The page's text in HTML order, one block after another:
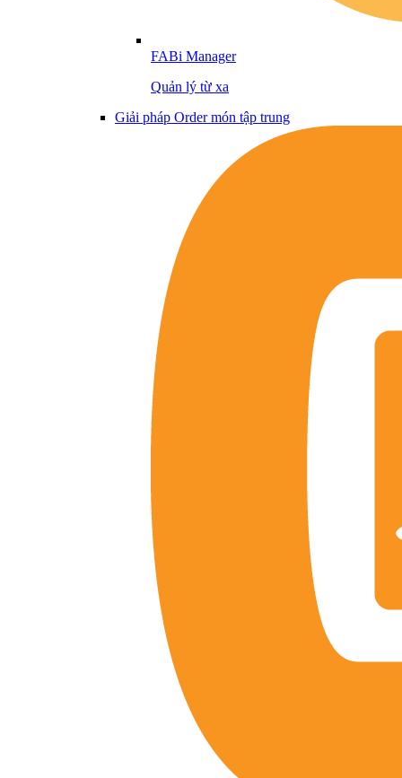
FABi Manager
Quản lý từ xa
Giải pháp Order món tập trung